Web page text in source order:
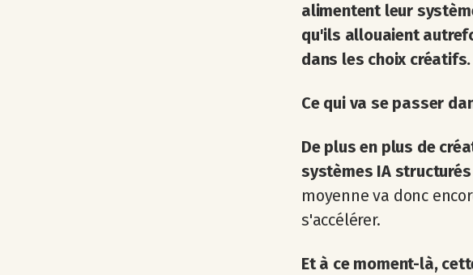
alimentent leur
qu'ils allouaient
dans les choix créatifs.
Ce qui va se passer
De plus en plus de
systèmes IA
moyenne va donc
s'accélérer.
Et à ce moment-là,